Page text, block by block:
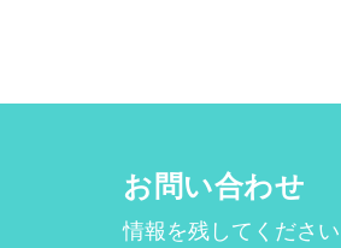
お問い合わせ
情報を残してくださ